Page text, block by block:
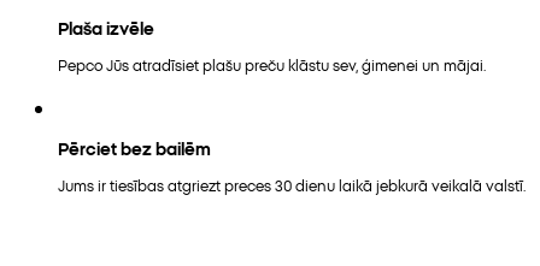
Plaša izvēle
Pepco Jūs atradīsiet plašu preču klāstu sev, ģimenei un mājai.
Pērciet bez bailēm
Jums ir tiesības atgriezt preces 30 dienu laikā jebkurā veikalā valstī.